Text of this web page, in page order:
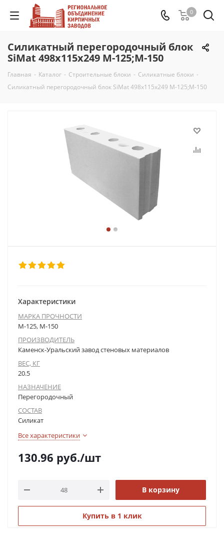
0
Силикатный перегородочный блок
SiMat 498х115х249 М-125;М-150
Главная - Каталог - Строительные блоки - Силикатные блоки -
Силикатный перегородочный блок SiMat 498х115х249 М-125;М-150
Характеристики
МАРКА ПРОЧНОСТИ
М-125, М-150
ПРОИЗВОДИТЕЛЬ
Каменск-Уральский завод стеновых материалов
ВЕС, КГ
20.5
НАЗНАЧЕНИЕ
Перегородочный
СОСТАВ
Силикат
Все характеристики
130.96 руб./шт
В корзину
Купить в 1 клик